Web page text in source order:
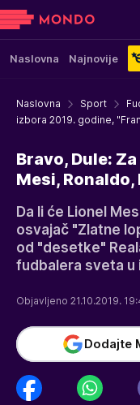
Naslovna Najnovije
Naslovna Sport
izbora 2019. godine,
Bravo, Dule:
Mesi, Ronaldo,
Da li će Lionel
osvajač "Zlatne
od "desetke"
fudbalera sveta u
Objavljeno 21.10.2019.
Dodajte